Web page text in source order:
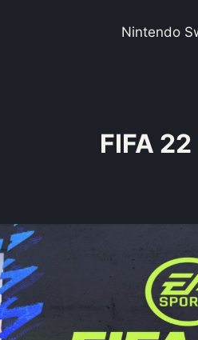
Nintendo
FIFA